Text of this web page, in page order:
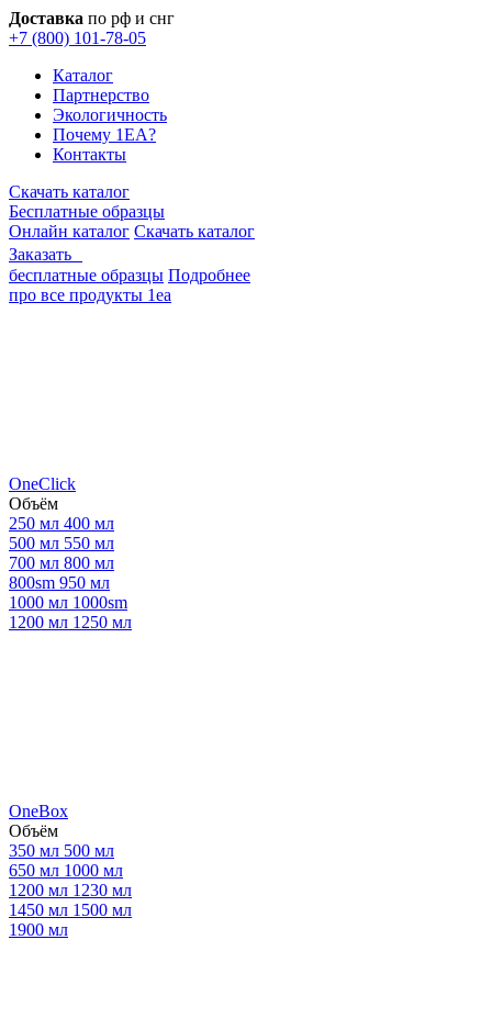
Доставка по рф и снг
+7 (800) 101-78-05
Каталог
Партнерство
Экологичность
Почему 1EA?
Контакты
Скачать каталог
Бесплатные образцы
Онлайн каталог Скачать каталог
Заказать
бесплатные образцы Подробнее
про все продукты 1еа
OneClick
Объём
250 мл 400 мл
500 мл 550 мл
700 мл 800 мл
800sm 950 мл
1000 мл 1000sm
1200 мл 1250 мл
OneBox
Объём
350 мл 500 мл
650 мл 1000 мл
1200 мл 1230 мл
1450 мл 1500 мл
1900 мл